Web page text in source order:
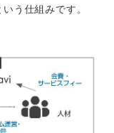
う仕組みです。